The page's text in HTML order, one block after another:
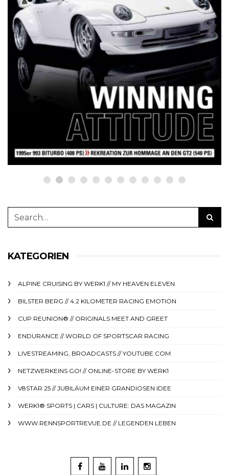
NETZWERKEINS GO! // ONLINE-STORE BY WERK1
12 Jahre werk1® sports | cars |
culture: Bestellen Sie jetzt die
neue Sommerausgabe 01 | 2025
(erscheint am 1. Juli 2025) online
auf netzwerkeins | GO!
23. Juni 2025
KATEGORIEN
ALPINE CRUISING BY WERK1 // MY HEAVEN ELEVEN
BILSTER BERG // 4.2 KILOMETER RACING EMOTION
CUP REUNION® // ORIGINALS MEET AND GREET
ENDURANCE // WORLD OF SPORTSCAR RACING
LIVESTREAMING, BROADCASTS // YOUTUBE.COM
NETZWERKEINS GO! // ONLINE-STORE BY WERK1
V8STAR 25 // JUBILÄUM EINER GRANDIOSEN IDEE
WERK1® SPORTS | CARS | CULTURE: DAS MAGAZIN
WWW.RENNSPORTREVUE.DE // LEGENDEN LEBEN